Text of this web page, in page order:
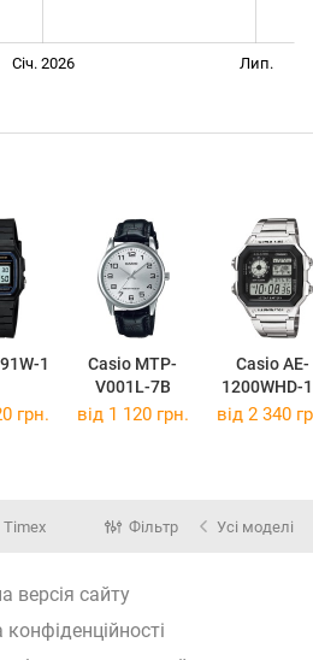
Січ. 2026 Лип.
1
Casio MTP-
V001L-7B
Casio AE-
1200WHD-
грн. від 1 120 грн. від 2 340
Timex Фільтр Усі моделі
версія сайту
конфіденційності